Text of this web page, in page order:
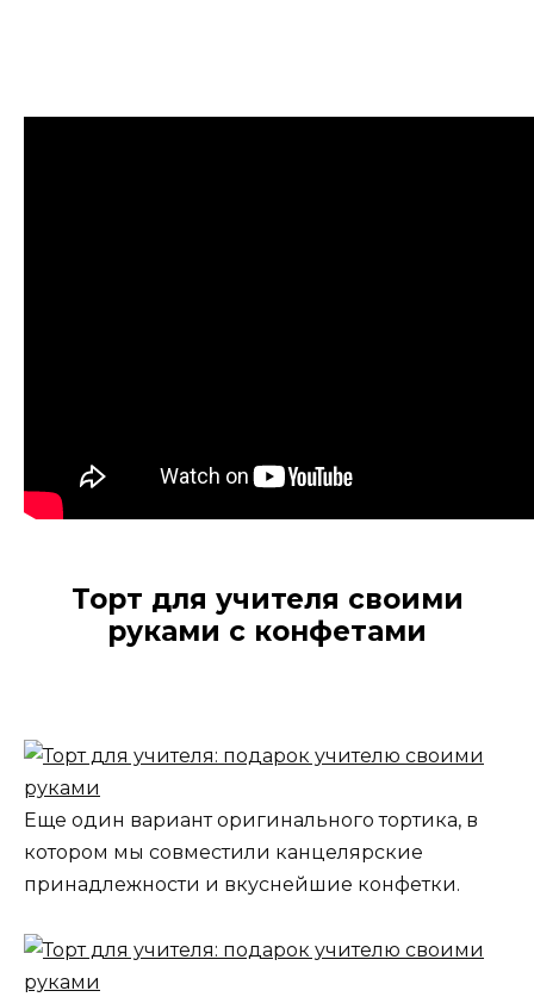
Торт для учителя своими
руками с конфетами
Еще один вариант оригинального тортика, в
котором мы совместили канцелярские
принадлежности и вкуснейшие конфетки.